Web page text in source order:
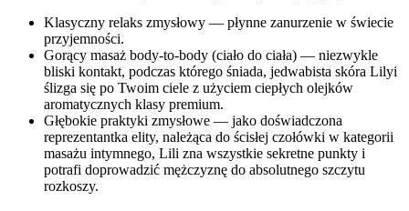
Klasyczny relaks zmysłowy — płynne zanurzenie w świecie
przyjemności.
Gorący masaż body-to-body (ciało do ciała) — niezwykle
bliski kontakt, podczas którego śniada, jedwabista skóra Lilyi
ślizga się po Twoim ciele z użyciem ciepłych olejków
aromatycznych klasy premium.
Głębokie praktyki zmysłowe — jako doświadczona
reprezentantka elity, należąca do ścisłej czołówki w kategorii
masażu intymnego, Lili zna wszystkie sekretne punkty i
potrafi doprowadzić mężczyznę do absolutnego szczytu
rozkoszy.